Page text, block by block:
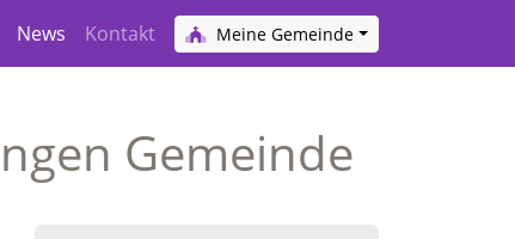
News Kontakt Meine Gemeinde
Gemeinde